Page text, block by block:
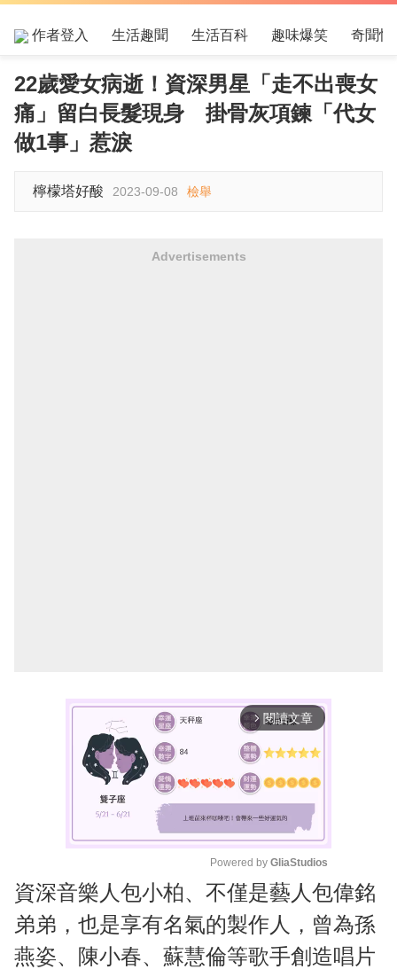
作者登入 生活趣聞 生活百科 趣味爆笑 奇聞怪
22歲愛女病逝！資深男星「走不出喪女
痛」留白長髮現身 掛骨灰項鍊「代女
做1事」惹淚
檸檬塔好酸 2023-09-08 檢舉
Advertisements
arrow_forward_ios 閱讀文章
M
t
e
Powered by GliaStudios
資深音樂人包小柏、不僅是藝人包偉銘
弟弟，也是享有名氣的製作人，曾為孫
燕姿、陳小春、蘇慧倫等歌手創造唱片